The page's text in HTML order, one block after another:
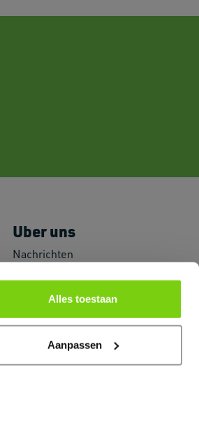
Alles toestaan
Aanpassen
Uber uns
Nachrichten
Fragen
Primex und
Nachhaltigkeit
Contact
Über uns